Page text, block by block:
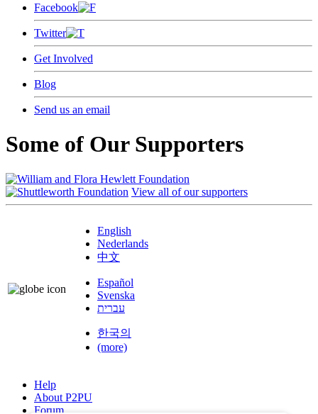
Facebook
Twitter
Get Involved
Blog
Send us an email
Some of Our Supporters
View all of our supporters
English
Nederlands
中文
Español
Svenska
עברית
한국의
(more)
Help
About P2PU
Forum